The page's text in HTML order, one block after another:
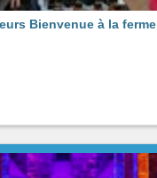
Bienvenue à la ferme